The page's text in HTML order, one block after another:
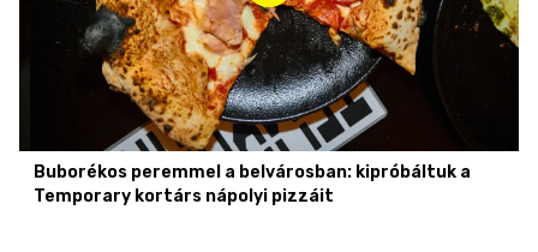
Buborékos peremmel a belvárosban: kipróbáltuk a
Temporary kortárs nápolyi pizzáit